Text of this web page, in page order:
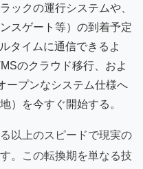
ックの運行システムや、
スゲート等）の到着予定
タイムに通信できるよ
のクラウド移行、およ
ープンなシステム仕様へ
）を今すぐ開始する。
以上のスピードで現実の
。この転換期を単なる技